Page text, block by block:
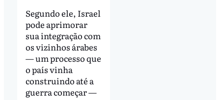
Segundo ele, Israel
pode aprimorar
sua integração com
os vizinhos árabes
— um processo que
o país vinha
construindo até a
guerra começar —